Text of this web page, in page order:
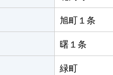
旭町１条
曙１条
緑町